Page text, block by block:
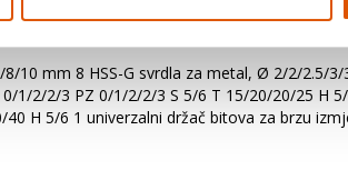
10 mm 8 HSS-G svrdla za metal, Ø 2/2/
1/2/2/3 PZ 0/1/2/2/3 S 5/6 T 15/20/20/25 H
H 5/6 1 univerzalni držač bitova za brzu